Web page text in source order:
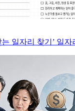
는 일자리 찾기’ 일